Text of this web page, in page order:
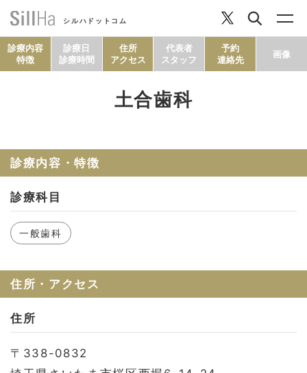
シルハドットコム
診療内容
特徴
診療日
診療時間
住所
アクセス
代表者
スタッフ
予約
連絡先
画像
土合歯科
診療内容・特徴
診療科目
一般歯科
住所・アクセス
住所
〒338-0832